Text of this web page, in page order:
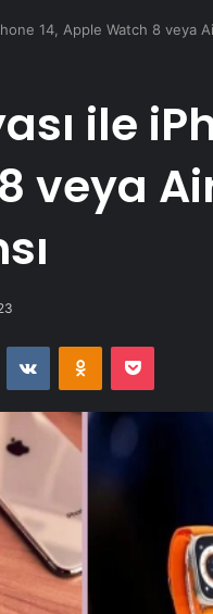
14, Apple Watch 8 veya
ile
veya
VKontakteOdnoklassniki
Pocket